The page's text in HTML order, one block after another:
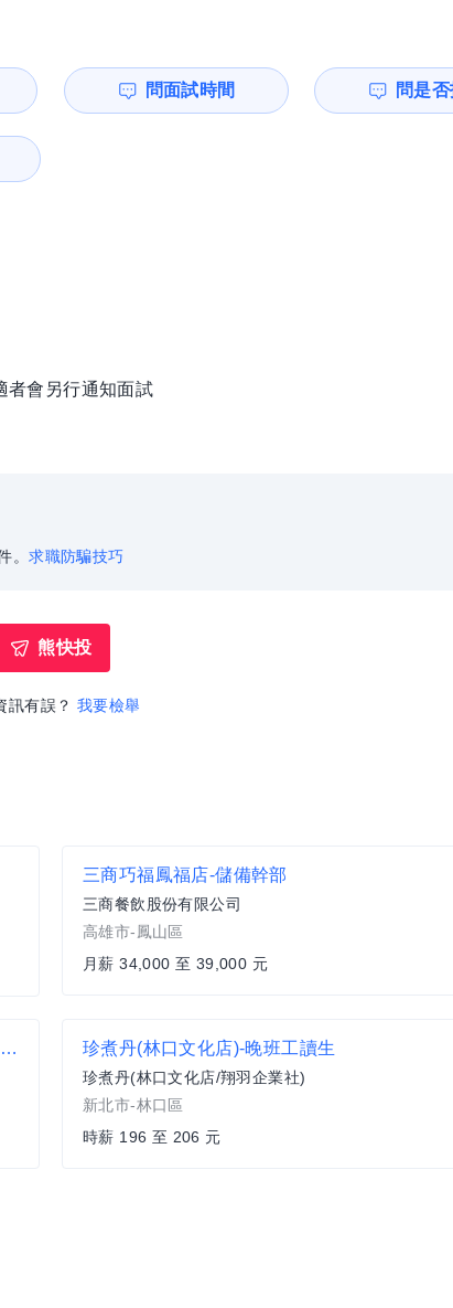
問面試時間 問是
者會另行通知面試
。求職防騙技巧
熊快投
訊有誤？ 我要檢舉
三商巧福鳳福店-儲備幹部
三商餐飲股份有限公司
高雄市-鳳山區
月薪 34,000 至 39,000 元
【すき家 SUKIYA】★月薪33,800元(含全勤)★ 永和中正店 全職 珍煮丹(林口文化店)-晚班工讀生
珍煮丹(林口文化店/翔羽企業社)
新北市-林口區
時薪 196 至 206 元